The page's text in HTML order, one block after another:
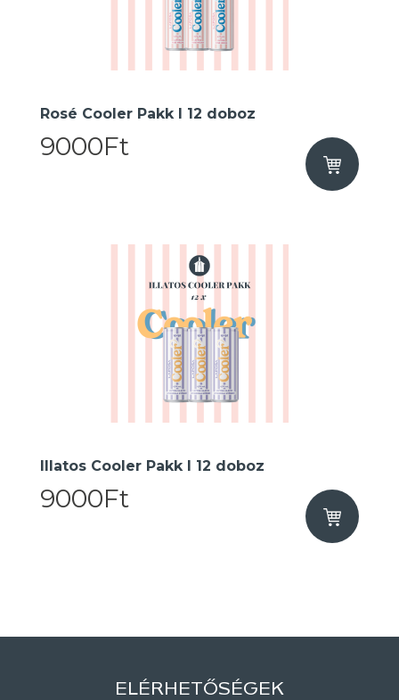
Rosé Cooler Pakk I 12 doboz
9000Ft
Illatos Cooler Pakk I 12 doboz
9000Ft
ELÉRHETŐSÉGEK